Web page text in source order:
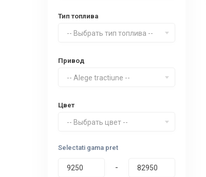
Тип топлива
-- Выбрать тип топлива --
Привод
-- Alege tractiune --
Цвет
-- Выбрать цвет --
Selectati gama pret
-